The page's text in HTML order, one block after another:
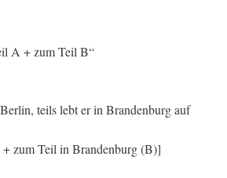
A + zum Teil B“
teils lebt er in Brandenburg auf
zum Teil in Brandenburg (B)]